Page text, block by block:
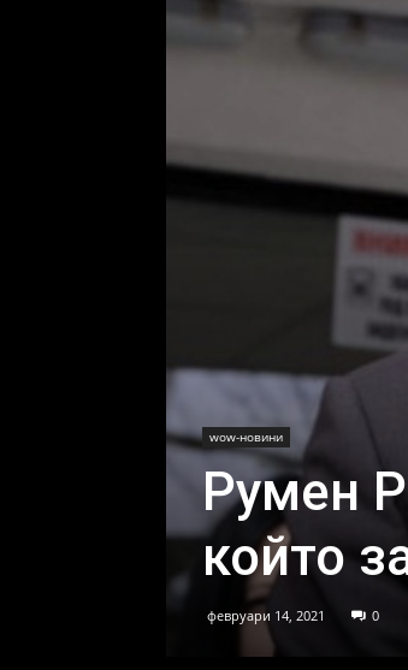
wow-новини
Румен
който
февруари 14, 2021 0